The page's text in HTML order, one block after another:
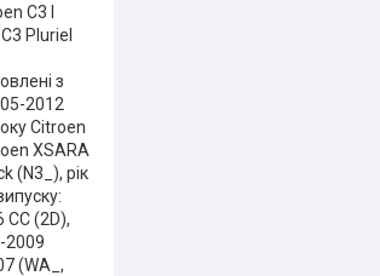
C3 I
Pluriel
з
2012
Citroen
XSARA
(N3_), рік
(2D),
2009
(WA_,